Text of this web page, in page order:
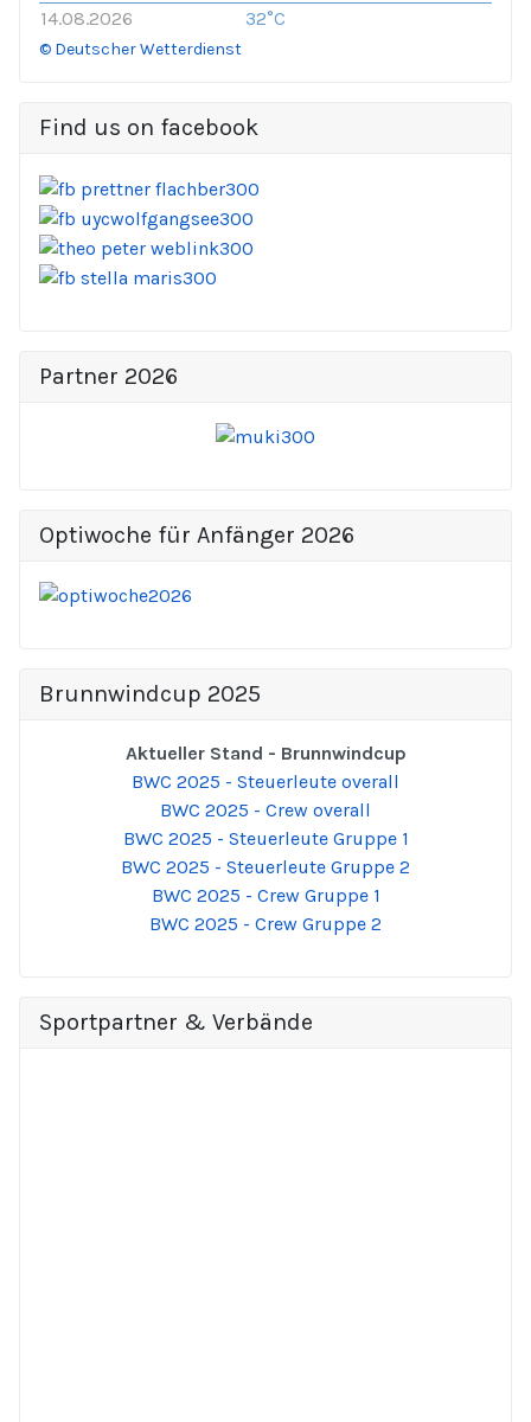
14.08.2026
32°C
© Deutscher Wetterdienst
Find us on facebook
Partner 2026
Optiwoche für Anfänger 2026
Brunnwindcup 2025
Aktueller Stand - Brunnwindcup
BWC 2025 - Steuerleute overall
BWC 2025 - Crew overall
BWC 2025 - Steuerleute Gruppe 1
BWC 2025 - Steuerleute Gruppe 2
BWC 2025 - Crew Gruppe 1
BWC 2025 - Crew Gruppe 2
Sportpartner & Verbände